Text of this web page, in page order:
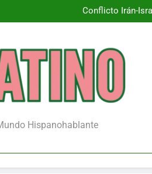
Conflicto Irán-
Xi
Conflicto Irán-
Xi
Hispanohablante